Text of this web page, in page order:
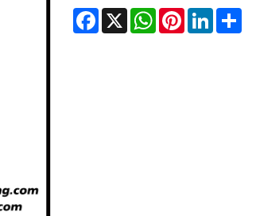
Facebook
X WhatsApp
PinterestLinkedIn